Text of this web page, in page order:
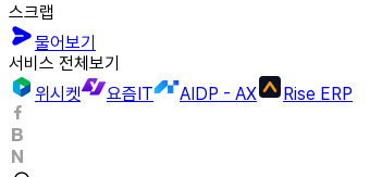
스크랩
물어보기
서비스 전체보기
위시켓
요즘IT AIDP - AX Rise ERP